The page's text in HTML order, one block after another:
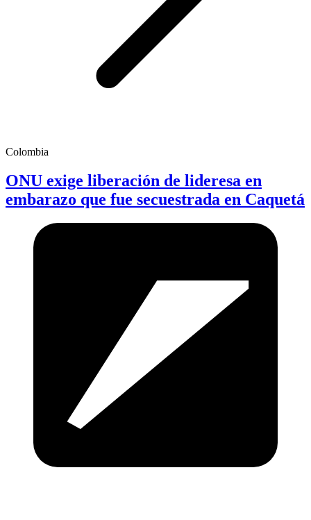
Colombia
ONU exige liberación de lideresa en
embarazo que fue secuestrada en Caquetá